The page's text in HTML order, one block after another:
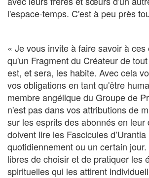
l'espace-temps. C'est à peu près
« Je vous invite à faire savoir à ces
qu'un Fragment du Créateur de
est, et sera, les habite. Avec cela
vos obligations en tant qu'être
membre angélique du Groupe de
n'est pas dans vos attributions de
sur les esprits des abonnés en leur
doivent lire les Fascicules d’Urantia
quotidiennement ou un certain
libres de choisir et de pratiquer les
spirituelles qui les attirent